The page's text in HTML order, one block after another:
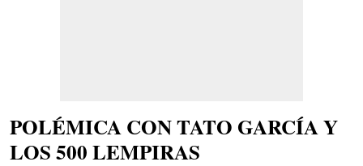
POLÉMICA CON TATO GARCÍA Y
LOS 500 LEMPIRAS